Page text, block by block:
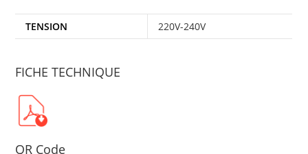
TENSION 220V-240V
FICHE TECHNIQUE
QR Code